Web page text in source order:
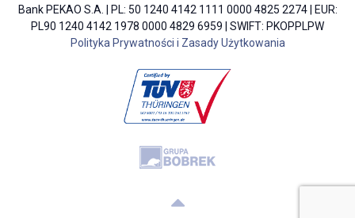
Bank PEKAO S.A. | PL: 50 1240 4142 1111 0000 4825 2274 | EUR:
PL90 1240 4142 1978 0000 4829 6959 | SWIFT: PKOPPLPW
Polityka Prywatności i Zasady Użytkowania